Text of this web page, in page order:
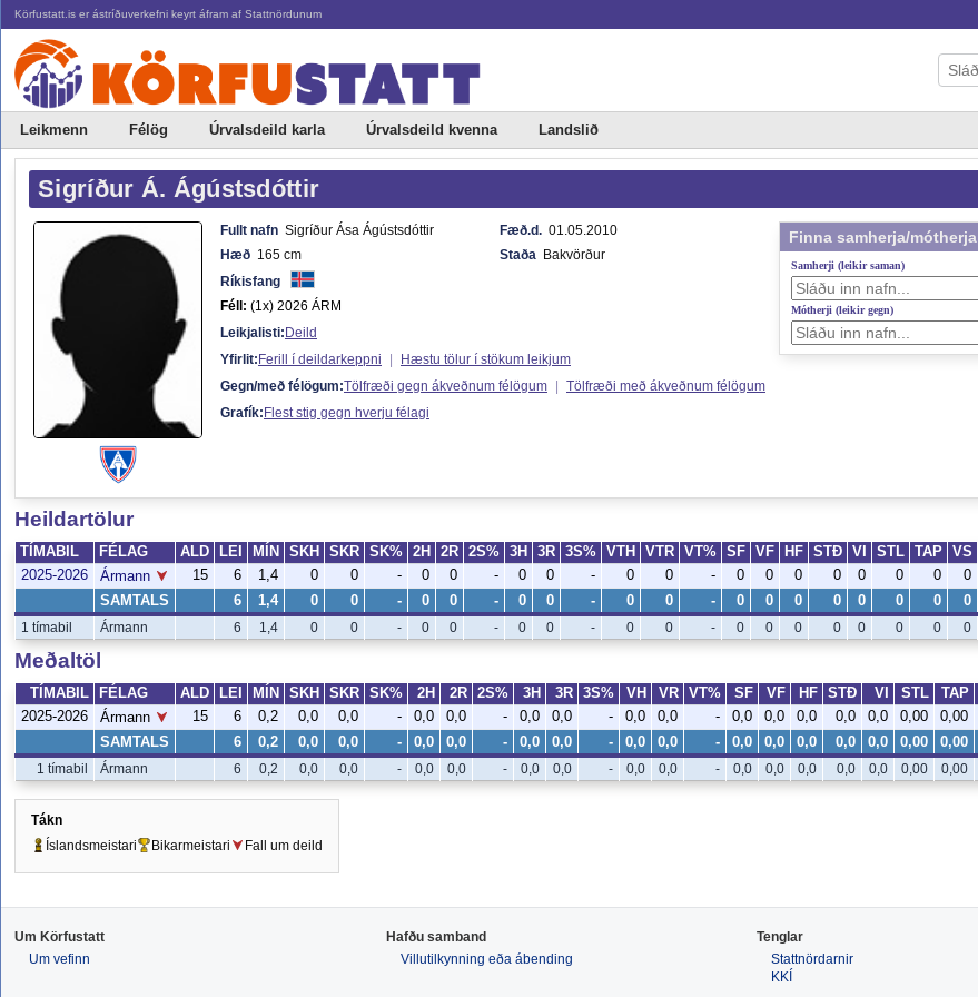
Körfustatt.is er ástríðuverkefni keyrt áfram af Stattnördunum
Leikmenn Félög Úrvalsdeild karla Úrvalsdeild kvenna Landslið
Sigríður Á. Ágústsdóttir
Fullt nafn Sigríður Ása Ágústsdóttir Fæð.d. 01.05.2010
Hæð 165 cm Staða Bakvörður
Ríkisfang
Féll: (1x) 2026 ÁRM
Leikjalisti:Deild
Yfirlit:Ferill í deildarkeppni |
Hæstu tölur í stökum leikjum
Gegn/með félögum:Tölfræði gegn ákveðnum félögum | Tölfræði með ákveðnum félögum
Grafík:Flest stig gegn hverju félagi
Finna samherja/mótherja
Samherji (leikir saman)
Mótherji (leikir gegn)
Heildartölur
TÍMABIL FÉLAG ALD LEI MÍN SKH SKR SK% 2H 2R 2S% 3H 3R 3S% VTH VTR VT% SF VF HF STÐ VI STL TAP VS
2025-2026
Ármann 15 6 1,4 0 0 - 0 0 - 0 0 - 0 0 - 0 0 0 0 0 0 0 0
SAMTALS 6 1,4 0 0 - 0 0 - 0 0 - 0 0 - 0 0 0 0 0 0 0 0
1 tímabil Ármann 6 1,4 0 0 - 0 0 - 0 0 - 0 0 - 0 0 0 0 0 0 0 0
Meðaltöl
TÍMABIL FÉLAG ALD LEI MÍN SKH SKR SK% 2H 2R 2S% 3H 3R 3S% VH VR VT% SF VF HF STÐ VI STL TAP
2025-2026
Ármann 15 6 0,2 0,0 0,0 - 0,0 0,0 - 0,0 0,0 - 0,0 0,0 - 0,0 0,0 0,0 0,0 0,0 0,00 0,00
SAMTALS 6 0,2 0,0 0,0 - 0,0 0,0 - 0,0 0,0 - 0,0 0,0 - 0,0 0,0 0,0 0,0 0,0 0,00 0,00
1 tímabil Ármann 6 0,2 0,0 0,0 - 0,0 0,0 - 0,0 0,0 - 0,0 0,0 - 0,0 0,0 0,0 0,0 0,0 0,00 0,00
Tákn
Íslandsmeistari
Bikarmeistari Fall um deild
Um Körfustatt
Um vefinn
Hafðu samband
Villutilkynning eða ábending
Tenglar
Stattnördarnir
KKÍ